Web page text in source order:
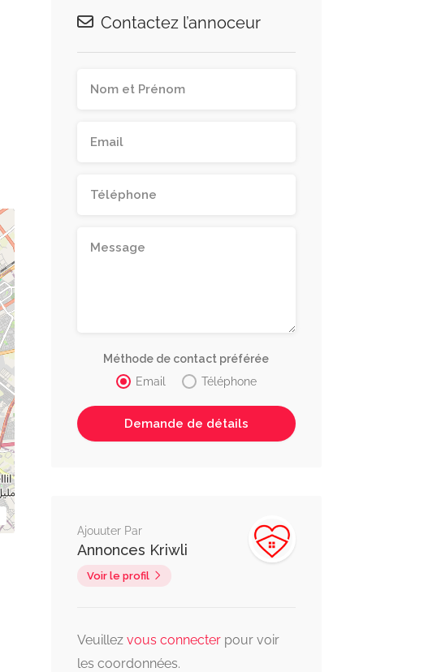
Contactez l’annoceur
Méthode de contact préférée
Email
Téléphone
Ajouuter Par
Annonces Kriwli
Voir le profil
Veuillez vous connecter pour voir
les coordonnées.